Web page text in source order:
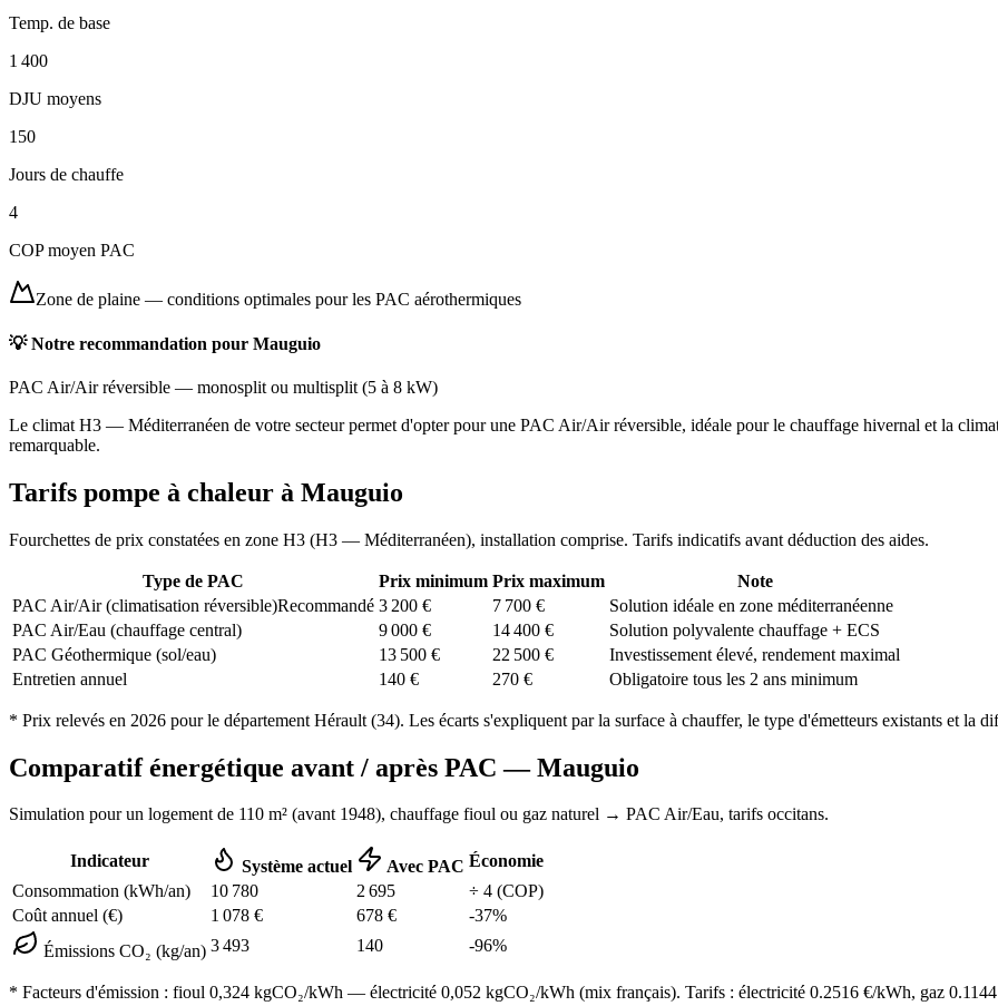
Temp. de base
1 400
DJU moyens
150
Jours de chauffe
4
COP moyen PAC
Zone de plaine — conditions optimales pour les PAC aérothermiques
💡 Notre recommandation pour Mauguio
PAC Air/Air réversible — monosplit ou multisplit (5 à 8 kW)
Le climat H3 — Méditerranéen de votre secteur permet d'opter pour une PAC Air/Air réversible, idéale pour le chauffage hivernal et la
remarquable.
Tarifs pompe à chaleur à Mauguio
Fourchettes de prix constatées en zone H3 (H3 — Méditerranéen), installation comprise. Tarifs indicatifs avant déduction des aides.
Type de PAC Prix minimum Prix maximum
Note
PAC Air/Air (climatisation réversible)Recommandé 3 200 € 7 700 €
Solution idéale en zone méditerranéenne
PAC Air/Eau (chauffage central)
9 000 € 14 400 €
Solution polyvalente chauffage + ECS
PAC Géothermique (sol/eau)
13 500 € 22 500 €
Investissement élevé, rendement maximal
Entretien annuel
140 € 270 € Obligatoire tous les 2 ans minimum
* Prix relevés en 2026 pour le département Hérault (34). Les écarts s'expliquent par la surface à chauffer, le type d'émetteurs existants et la
Comparatif énergétique avant / après PAC —Mauguio
Simulation pour un logement de 110 m² (avant 1948), chauffage fioul ou gaz naturel → PAC Air/Eau, tarifs occitans.
Indicateur Système actuel Avec PAC Économie
Consommation (kWh/an)
10 780 2 695 ÷ 4 (COP)
Coût annuel (€)
1 078 € 678 € -37%
Émissions CO₂ (kg/an) 3 493 140 -96%
* Facteurs d'émission : fioul 0,324 kgCO₂/kWh — électricité 0,052 kgCO₂/kWh (mix français). Tarifs : électricité 0.2516 €/kWh, gaz 0.1144